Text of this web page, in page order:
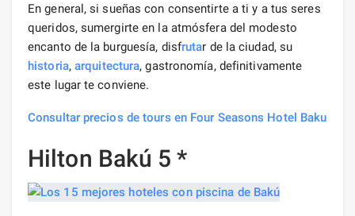
En general, si sueñas con consentirte a ti y a tus seres
queridos, sumergirte en la atmósfera del modesto
encanto de la burguesía, disfrutar de la ciudad, su
historia,arquitectura, gastronomía, definitivamente
este lugar te conviene.
Consultar precios de tours en Four Seasons Hotel Baku
Hilton Bakú 5 *